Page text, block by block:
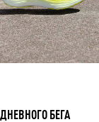
БЕГА